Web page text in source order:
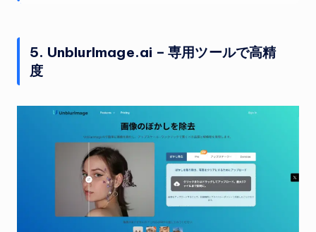
5. UnblurImage.ai – 専用ツールで高精
度